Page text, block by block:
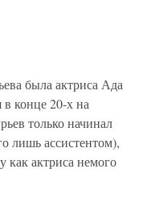
была актриса Ада
конце 20-х на
только начинал
лишь ассистентом),
как актриса немого